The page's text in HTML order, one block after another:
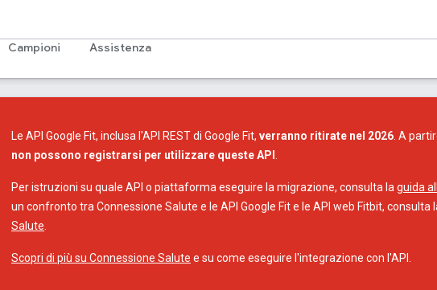
Campioni Assistenza
Le API Google Fit, inclusa l'API REST di Google Fit, verranno ritirate nel 2026 . A
non possono registrarsi per utilizzare queste API
Per istruzioni su quale API o piattaforma eseguire la migrazione, consulta la guida
un confronto tra Connessione Salute e le API Google Fit e le API web Fitbit, consulta
Salute
Scopri di più su Connessione Salute e su come eseguire l'integrazione con l'API.